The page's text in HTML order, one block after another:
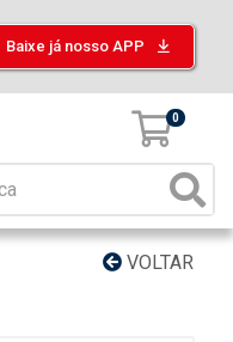
Baixe já nosso APP
0
VOLTAR